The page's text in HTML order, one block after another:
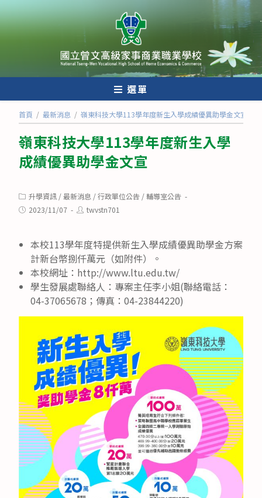
跳
轉
至
內
選單
首頁 / 最新消息 / 嶺東科技大學113學年度新生入學成績優異助學金文宣
嶺東科技大學113學年度新生入學
成績優異助學金文宣
Post
category:
升學資訊 /最新消息 /行政單位公告 /輔導室公告
Post2023/11/07
Posttwvstn701
本校113學年度特提供新生入學成績優異助學金方案
計新台幣捌仟萬元（如附件）。
本校網址：http://www.ltu.edu.tw/
學生發展處聯絡人：專案主任李小姐(聯絡電話：
04-37065678；傳真：04-23844220)